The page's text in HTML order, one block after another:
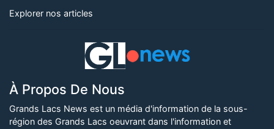
Explorer nos articles
À Propos De Nous
Grands Lacs News est un média d'information de la sous-
région des Grands Lacs oeuvrant dans l'information et